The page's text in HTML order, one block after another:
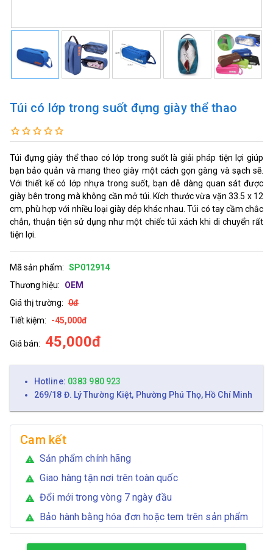
Túi có lớp trong suốt đựng giày thể thao
Túi đựng giày thể thao có lớp trong suốt là giải pháp tiện lợi giúp
bạn bảo quản và mang theo giày một cách gọn gàng và sạch sẽ.
Với thiết kế có lớp nhựa trong suốt, bạn dễ dàng quan sát được
giày bên trong mà không cần mở túi. Kích thước vừa vặn 33.5 x 12
cm, phù hợp với nhiều loại giày dép khác nhau. Túi có tay cầm chắc
chắn, thuận tiện sử dụng như một chiếc túi xách khi di chuyển rất
tiện lợi.
Mã sản phẩm: SP012914
Thương hiệu:
OEM
Giá thị trường: 0đ
Tiết kiệm:
-45,000đ
Giá bán: 45,000đ
Hotline: 0383 980 923
269/18 Đ. Lý Thường Kiệt, Phường Phú Thọ, Hồ Chí Minh
Cam kết
warning Sản phẩm chính hãng
warning Giao hàng tận nơi trên toàn quốc
warning Đổi mới trong vòng 7 ngày đầu
warning Bảo hành bằng hóa đơn hoặc tem trên sản phẩm